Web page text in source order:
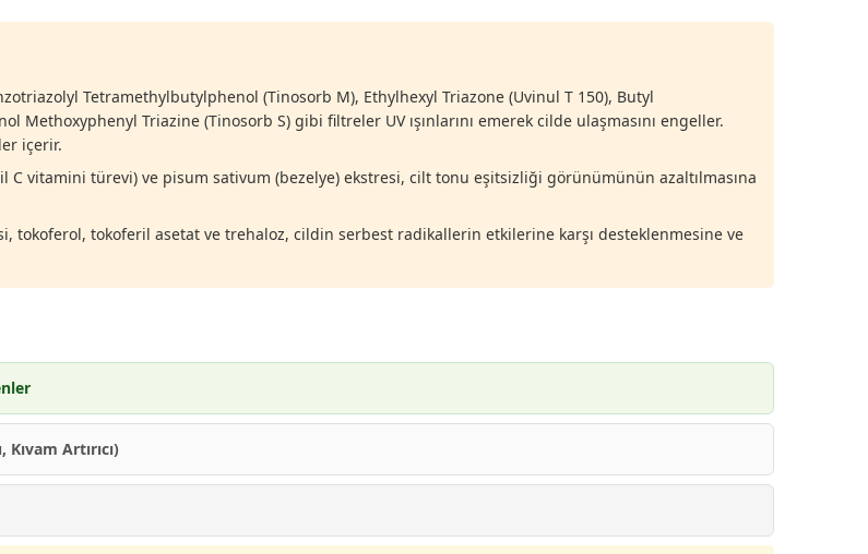
Tetramethylbutylphenol (Tinosorb M), Ethylhexyl Triazone (Uvinul T 150), Butyl
Methoxyphenyl Triazine (Tinosorb S) gibi filtreler UV ışınlarını emerek cilde ulaşmasını engeller.
içerir.
C vitamini türevi) ve pisum sativum (bezelye) ekstresi, cilt tonu eşitsizliği görünümünün azaltılmasına
tokoferol, tokoferil asetat ve trehaloz, cildin serbest radikallerin etkilerine karşı desteklenmesine ve
Artırıcı)